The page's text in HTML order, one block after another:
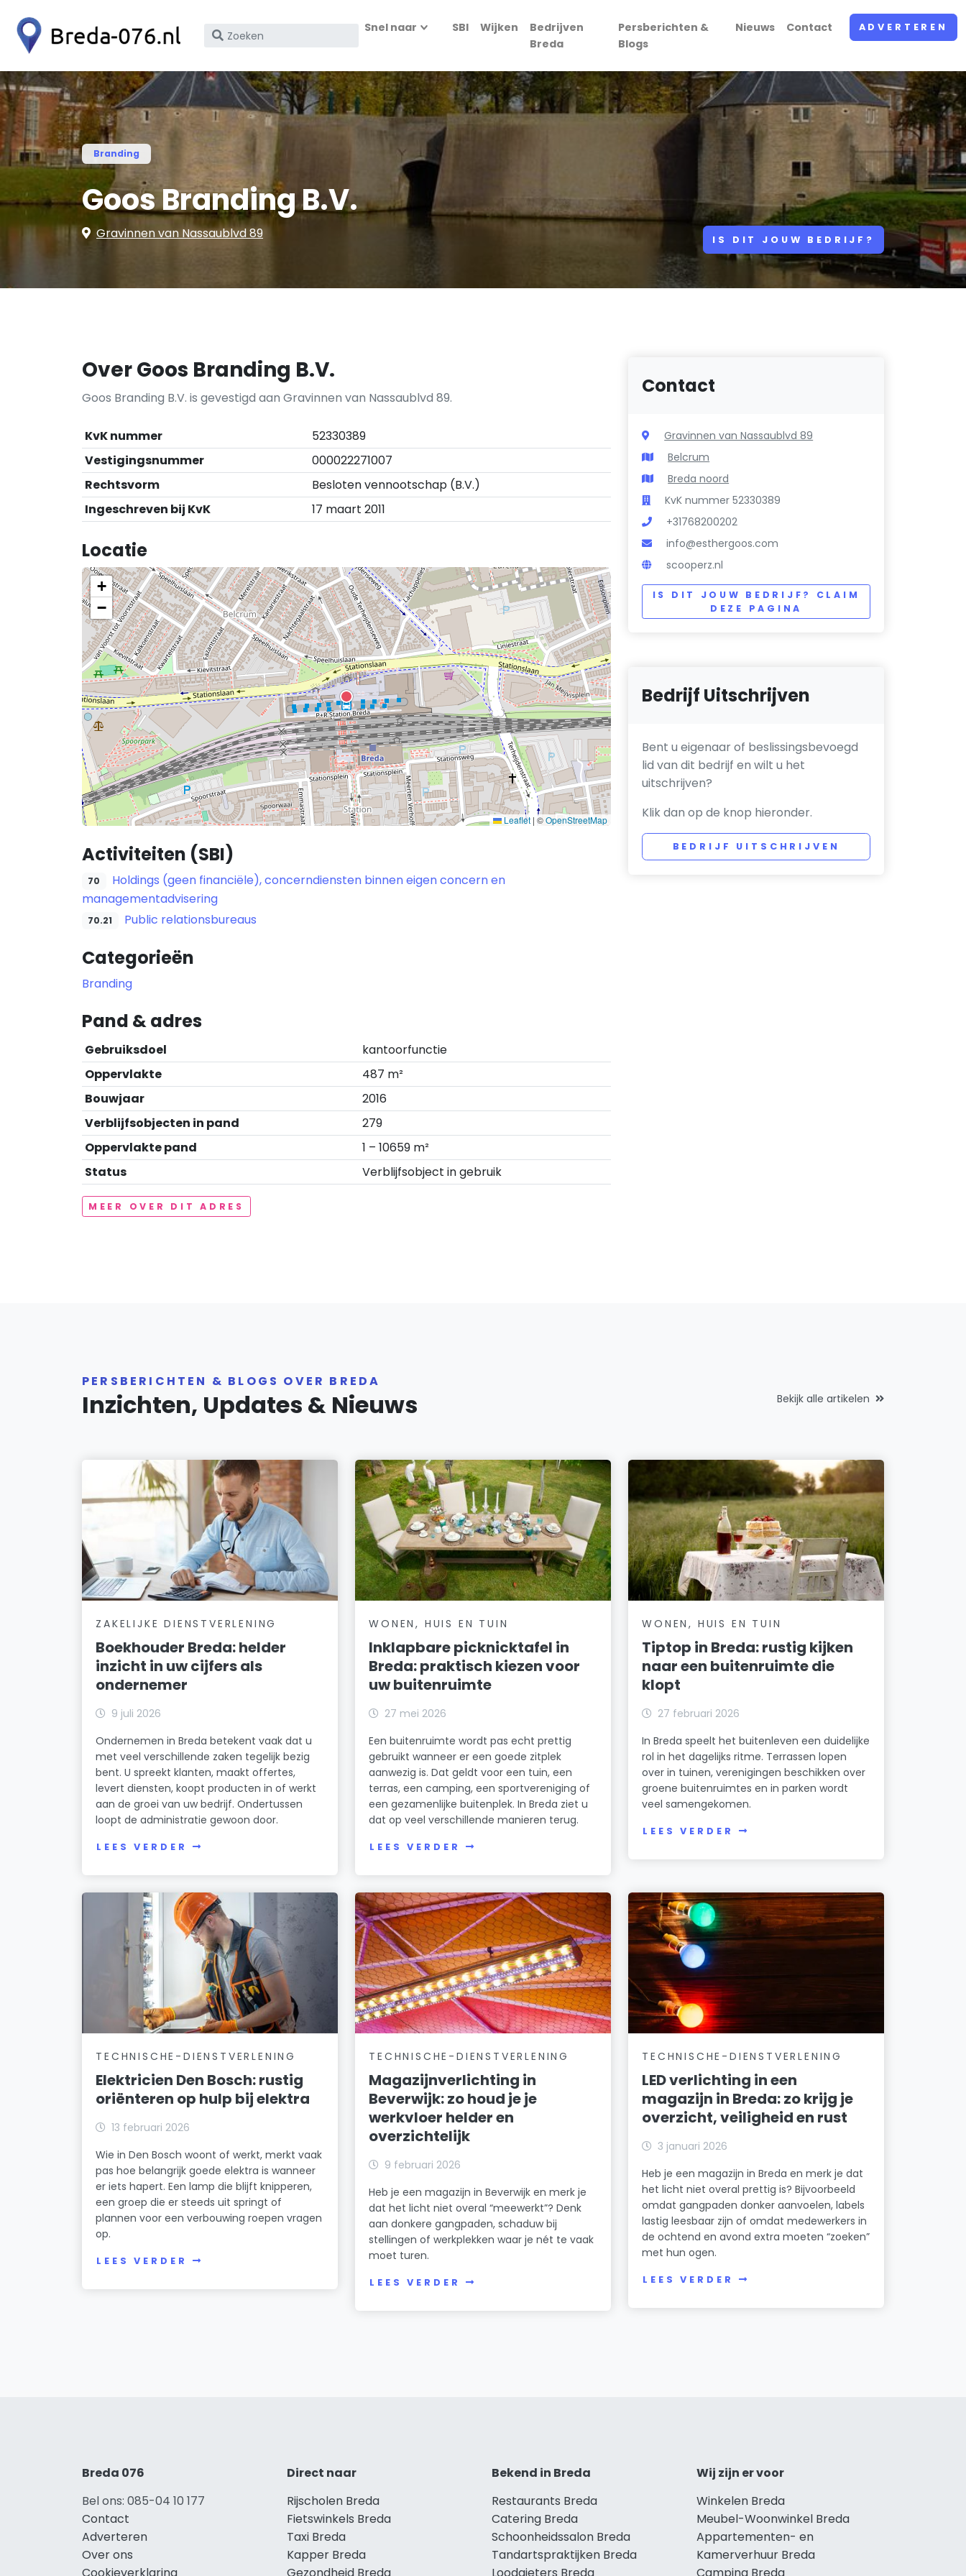
Zoek
bedrijfsnaam
of
KvK
nummer
Snel naar SBI Wijken
Bedrijven
Breda
Persberichten &
Blogs
Nieuws Contact ADVERTEREN
Branding
Goos Branding B.V.
Gravinnen van Nassaublvd 89 IS DIT JOUW BEDRIJF?
Over Goos Branding B.V.
Goos Branding B.V. is gevestigd aan Gravinnen van Nassaublvd 89.
KvK nummer
52330389
Vestigingsnummer
000022271007
Rechtsvorm
Besloten vennootschap (B.V.)
Ingeschreven bij KvK
17 maart 2011
Locatie
+
−
Leaflet | ©OpenStreetMap
Activiteiten (SBI)
70
Holdings (geen financiële), concerndiensten binnen eigen concern en
managementadvisering
70.21 Public relationsbureaus
Categorieën
Branding
Pand & adres
Gebruiksdoel
kantoorfunctie
Oppervlakte
487 m²
Bouwjaar
2016
Verblijfsobjecten in pand
279
Oppervlakte pand
1 – 10659 m²
Status
Verblijfsobject in gebruik
MEER OVER DIT ADRES
Contact
Gravinnen van Nassaublvd 89
Belcrum
Breda noord
KvK nummer 52330389
+31768200202
info@esthergoos.com
scooperz.nl
IS DIT JOUW BEDRIJF? CLAIM
DEZE PAGINA
Bedrijf Uitschrijven
Bent u eigenaar of beslissingsbevoegd
lid van dit bedrijf en wilt u het
uitschrijven?
Klik dan op de knop hieronder.
BEDRIJF UITSCHRIJVEN
PERSBERICHTEN & BLOGS OVER BREDA
Inzichten, Updates & Nieuws Bekijk alle artikelen
ZAKELIJKE DIENSTVERLENING
Boekhouder Breda: helder
inzicht in uw cijfers als
ondernemer
9 juli 2026
Ondernemen in Breda betekent vaak dat u
met veel verschillende zaken tegelijk bezig
bent. U spreekt klanten, maakt offertes,
levert diensten, koopt producten in of werkt
aan de groei van uw bedrijf. Ondertussen
loopt de administratie gewoon door.
LEES VERDER
WONEN, HUIS EN TUIN
Inklapbare picknicktafel in
Breda: praktisch kiezen voor
uw buitenruimte
27 mei 2026
Een buitenruimte wordt pas echt prettig
gebruikt wanneer er een goede zitplek
aanwezig is. Dat geldt voor een tuin, een
terras, een camping, een sportvereniging of
een gezamenlijke buitenplek. In Breda ziet u
dat op veel verschillende manieren terug.
LEES VERDER
WONEN, HUIS EN TUIN
Tiptop in Breda: rustig kijken
naar een buitenruimte die
klopt
27 februari 2026
In Breda speelt het buitenleven een duidelijke
rol in het dagelijks ritme. Terrassen lopen
over in tuinen, verenigingen beschikken over
groene buitenruimtes en in parken wordt
veel samengekomen.
LEES VERDER
TECHNISCHE-DIENSTVERLENING
Elektricien Den Bosch: rustig
oriënteren op hulp bij elektra
13 februari 2026
Wie in Den Bosch woont of werkt, merkt vaak
pas hoe belangrijk goede elektra is wanneer
er iets hapert. Een lamp die blijft knipperen,
een groep die er steeds uit springt of
plannen voor een verbouwing roepen vragen
op.
LEES VERDER
TECHNISCHE-DIENSTVERLENING
Magazijnverlichting in
Beverwijk: zo houd je je
werkvloer helder en
overzichtelijk
9 februari 2026
Heb je een magazijn in Beverwijk en merk je
dat het licht niet overal “meewerkt”? Denk
aan donkere gangpaden, schaduw bij
stellingen of werkplekken waar je nét te vaak
moet turen.
LEES VERDER
TECHNISCHE-DIENSTVERLENING
LED verlichting in een
magazijn in Breda: zo krijg je
overzicht, veiligheid en rust
3 januari 2026
Heb je een magazijn in Breda en merk je dat
het licht niet overal prettig is? Bijvoorbeeld
omdat gangpaden donker aanvoelen, labels
lastig leesbaar zijn of omdat medewerkers in
de ochtend en avond extra moeten “zoeken”
met hun ogen.
LEES VERDER
Breda 076
Bel ons: 085-04 10 177
Contact
Adverteren
Over ons
Direct naar
Rijscholen Breda
Fietswinkels Breda
Taxi Breda
Kapper Breda
Bekend in Breda
Restaurants Breda
Catering Breda
Schoonheidssalon Breda
Tandartspraktijken Breda
Wij zijn er voor
Winkelen Breda
Meubel-Woonwinkel Breda
Appartementen- en
Kamerverhuur Breda